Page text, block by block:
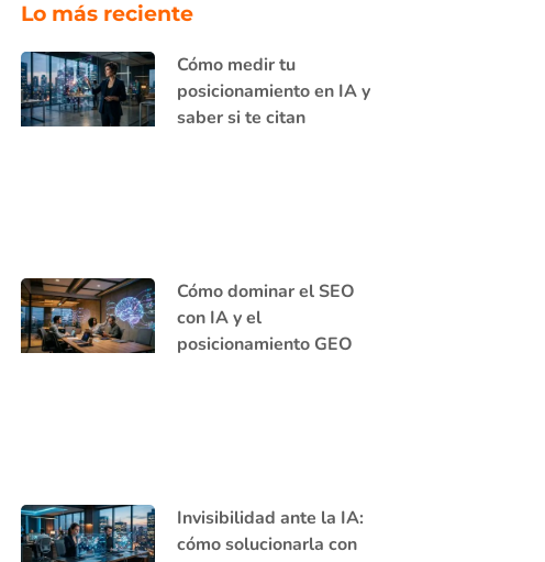
Lo más reciente
Cómo medir tu
posicionamiento en IA y
saber si te citan
Cómo dominar el SEO
con IA y el
posicionamiento GEO
Invisibilidad ante la IA:
cómo solucionarla con